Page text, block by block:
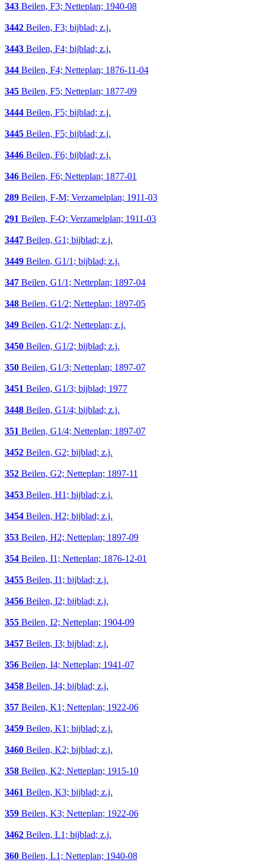
343 Beilen, F3; Netteplan; 1940-08
3442 Beilen, F3; bijblad; z.j.
3443 Beilen, F4; bijblad; z.j.
344 Beilen, F4; Netteplan; 1876-11-04
345 Beilen, F5; Netteplan; 1877-09
3444 Beilen, F5; bijblad; z.j.
3445 Beilen, F5; bijblad; z.j.
3446 Beilen, F6; bijblad; z.j.
346 Beilen, F6; Netteplan; 1877-01
289 Beilen, F-M; Verzamelplan; 1911-03
291 Beilen, F-Q; Verzamelplan; 1911-03
3447 Beilen, G1; bijblad; z.j.
3449 Beilen, G1/1; bijblad; z.j.
347 Beilen, G1/1; Netteplan; 1897-04
348 Beilen, G1/2; Netteplan; 1897-05
349 Beilen, G1/2; Netteplan; z.j.
3450 Beilen, G1/2; bijblad; z.j.
350 Beilen, G1/3; Netteplan; 1897-07
3451 Beilen, G1/3; bijblad; 1977
3448 Beilen, G1/4; bijblad; z.j.
351 Beilen, G1/4; Netteplan; 1897-07
3452 Beilen, G2; bijblad; z.j.
352 Beilen, G2; Netteplan; 1897-11
3453 Beilen, H1; bijblad; z.j.
3454 Beilen, H2; bijblad; z.j.
353 Beilen, H2; Netteplan; 1897-09
354 Beilen, I1; Netteplan; 1876-12-01
3455 Beilen, I1; bijblad; z.j.
3456 Beilen, I2; bijblad; z.j.
355 Beilen, I2; Netteplan; 1904-09
3457 Beilen, I3; bijblad; z.j.
356 Beilen, I4; Netteplan; 1941-07
3458 Beilen, I4; bijblad; z.j.
357 Beilen, K1; Netteplan; 1922-06
3459 Beilen, K1; bijblad; z.j.
3460 Beilen, K2; bijblad; z.j.
358 Beilen, K2; Netteplan; 1915-10
3461 Beilen, K3; bijblad; z.j.
359 Beilen, K3; Netteplan; 1922-06
3462 Beilen, L1; bijblad; z.j.
360 Beilen, L1; Netteplan; 1940-08